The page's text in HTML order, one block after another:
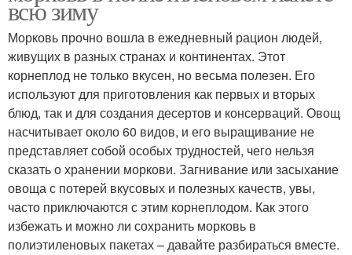
всю зиму
Морковь прочно вошла в ежедневный рацион людей,
живущих в разных странах и континентах. Этот
корнеплод не только вкусен, но весьма полезен. Его
используют для приготовления как первых и вторых
блюд, так и для создания десертов и консерваций. Овощ
насчитывает около 60 видов, и его выращивание не
представляет собой особых трудностей, чего нельзя
сказать о хранении моркови. Загнивание или засыхание
овоща с потерей вкусовых и полезных качеств, увы,
часто приключаются с этим корнеплодом. Как этого
избежать и можно ли сохранить морковь в
полиэтиленовых пакетах – давайте разбираться вместе.